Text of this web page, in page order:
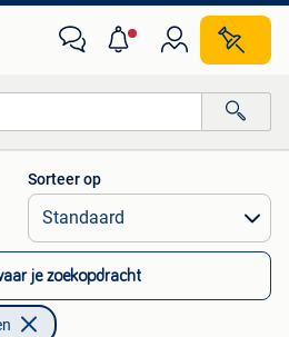
afstanden…
Sorteer op
je zoekopdracht